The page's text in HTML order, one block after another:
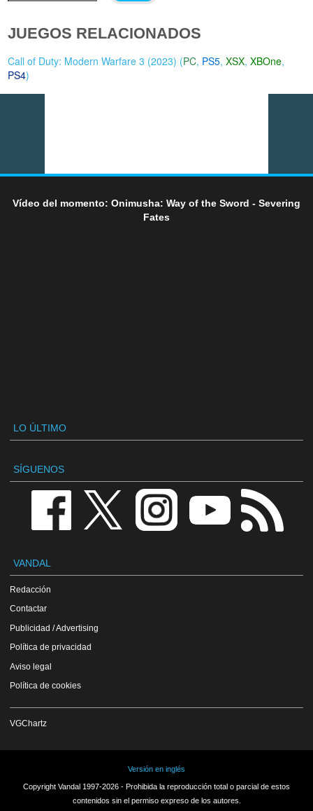
JUEGOS RELACIONADOS
Call of Duty: Modern Warfare 3 (2023) (PC, PS5,XSX,XBOne,
PS4)
Vídeo del momento: Onimusha: Way of the Sword - Severing
Fates
LO ÚLTIMO
SÍGUENOS
VANDAL
Redacción
Contactar
Publicidad / Advertising
Política de privacidad
Aviso legal
Política de cookies
VGChartz
Versión en inglés
Copyright Vandal 1997-2026 - Prohibida la reproducción total o parcial de estos
contenidos sin el permiso expreso de los autores.